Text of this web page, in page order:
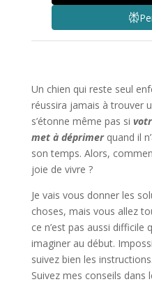
Un chien qui reste seul
réussira jamais à trouver
s’étonne même pas si
met à déprimer quand il
son temps. Alors,
joie de vivre ?
Je vais vous donner les
choses, mais vous allez
ce n’est pas aussi difficile
imaginer au début.
suivez bien les
Suivez mes conseils dans